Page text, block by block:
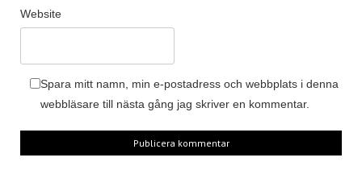
Website
Spara mitt namn, min e-postadress och webbplats i denna
webbläsare till nästa gång jag skriver en kommentar.